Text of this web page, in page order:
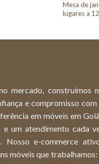
Mesa de
lugares a
mercado, construímos
e compromisso
em móveis em
e um atendimento cada
Nosso e-commerce
móveis que